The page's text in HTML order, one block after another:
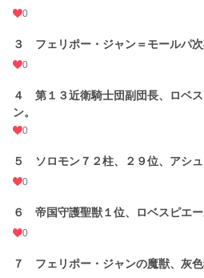
年間ポイント
累計ポイント 6,635 pt (113,958 位)
0
３ フェリポー・ジャン＝モールパ次
0
４ 第１３近衛騎士団副団長、ロベ
ン。
0
５ ソロモン７２柱、２９位、アシュ
0
６ 帝国守護聖獣１位、ロベスピエー
0
７ フェリポー・ジャンの魔獣、灰色